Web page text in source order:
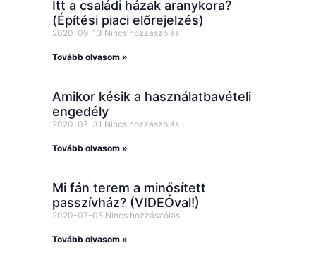
Itt a családi házak aranykora?
(Építési piaci előrejelzés)
2020-09-13 Nincs hozzászólás
Tovább olvasom »
Amikor késik a használatbavételi
engedély
2020-07-31 Nincs hozzászólás
Tovább olvasom »
Mi fán terem a minősített
passzívház? (VIDEÓval!)
2020-07-05 Nincs hozzászólás
Tovább olvasom »